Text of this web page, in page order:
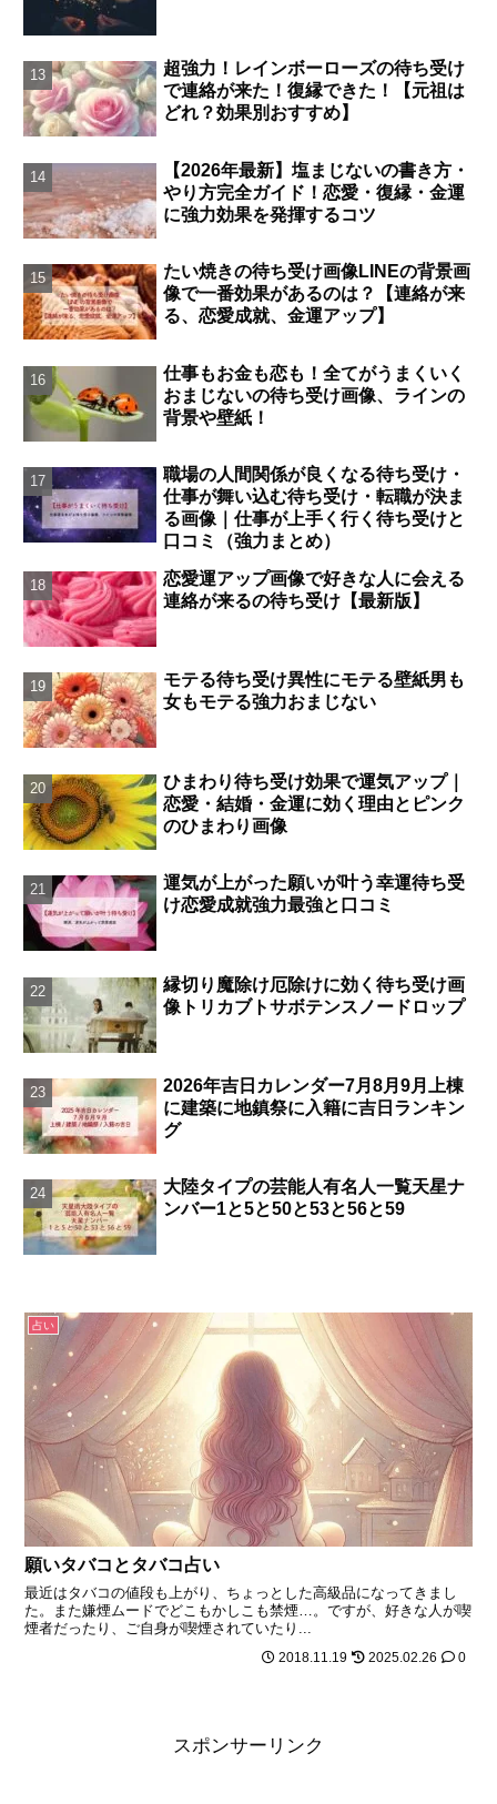
超強力！レインボーローズの待ち受け
で連絡が来た！復縁できた！【元祖は
どれ？効果別おすすめ】
【2026年最新】塩まじないの書き方・
やり方完全ガイド！恋愛・復縁・金運
に強力効果を発揮するコツ
たい焼きの待ち受け画像LINEの背景画
像で一番効果があるのは？【連絡が来
る、恋愛成就、金運アップ】
仕事もお金も恋も！全てがうまくいく
おまじないの待ち受け画像、ラインの
背景や壁紙！
職場の人間関係が良くなる待ち受け・
仕事が舞い込む待ち受け・転職が決ま
る画像｜仕事が上手く行く待ち受けと
口コミ（強力まとめ）
恋愛運アップ画像で好きな人に会える
連絡が来るの待ち受け【最新版】
モテる待ち受け異性にモテる壁紙男も
女もモテる強力おまじない
ひまわり待ち受け効果で運気アップ｜
恋愛・結婚・金運に効く理由とピンク
のひまわり画像
運気が上がった願いが叶う幸運待ち受
け恋愛成就強力最強と口コミ
縁切り魔除け厄除けに効く待ち受け画
像トリカブトサボテンスノードロップ
2026年吉日カレンダー7月8月9月上棟
に建築に地鎮祭に入籍に吉日ランキン
グ
大陸タイプの芸能人有名人一覧天星ナ
ンバー1と5と50と53と56と59
占い
願いタバコとタバコ占い
最近はタバコの値段も上がり、ちょっとした高級品になってきまし
た。また嫌煙ムードでどこもかしこも禁煙…。ですが、好きな人が喫
煙者だったり、ご自身が喫煙されていたり...
2018.11.19 2025.02.26 0
スポンサーリンク